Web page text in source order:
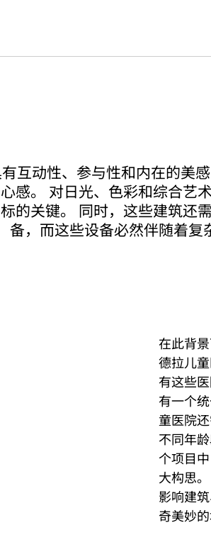
互动性、参与性和内在的美
感。 对日光、色彩和综合艺
的关键。 同时，这些建筑还
备，而这些设备必然伴随着
在此背
德拉儿
有这些
有一个
童医院
不同年
个项目
大构思
影响建
奇美妙